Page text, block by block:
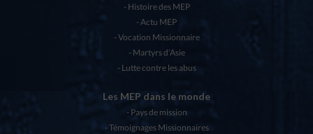
Histoire des MEP
Actu MEP
Vocation Missionnaire
Martyrs d’Asie
Lutte contre les abus
Les MEP dans le monde
Pays de mission
Témoignages Missionnaires